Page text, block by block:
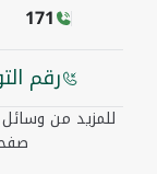
171
رقم